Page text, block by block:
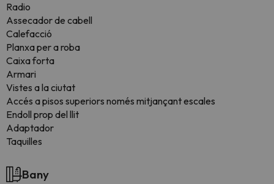
Radio
Assecador de cabell
Calefacció
Planxa per a roba
Caixa forta
Armari
Vistes a la ciutat
Accés a pisos superiors només mitjançant escales
Endoll prop del llit
Adaptador
Taquilles
Bany